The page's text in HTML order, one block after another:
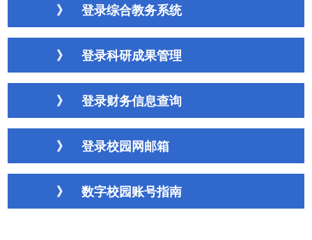
》 登录综合教务系统
》 登录科研成果管理
》 登录财务信息查询
》 登录校园网邮箱
》 数字校园账号指南